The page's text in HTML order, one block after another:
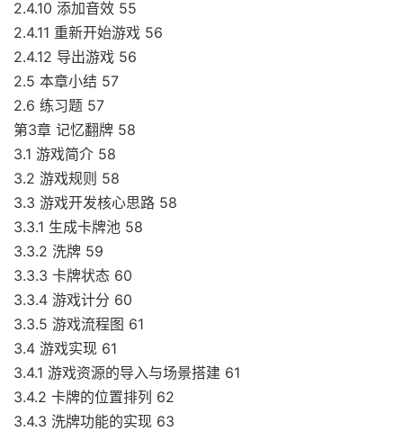
2.4.10 添加音效 55
2.4.11 重新开始游戏 56
2.4.12 导出游戏 56
2.5 本章小结 57
2.6 练习题 57
第3章 记忆翻牌 58
3.1 游戏简介 58
3.2 游戏规则 58
3.3 游戏开发核心思路 58
3.3.1 生成卡牌池 58
3.3.2 洗牌 59
3.3.3 卡牌状态 60
3.3.4 游戏计分 60
3.3.5 游戏流程图 61
3.4 游戏实现 61
3.4.1 游戏资源的导入与场景搭建 61
3.4.2 卡牌的位置排列 62
3.4.3 洗牌功能的实现 63